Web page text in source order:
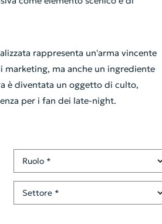
rappresenta un'arma vincente
marketing, ma anche un ingrediente
è diventata un oggetto di culto,
per i fan dei late-night.
Ruolo
Settore